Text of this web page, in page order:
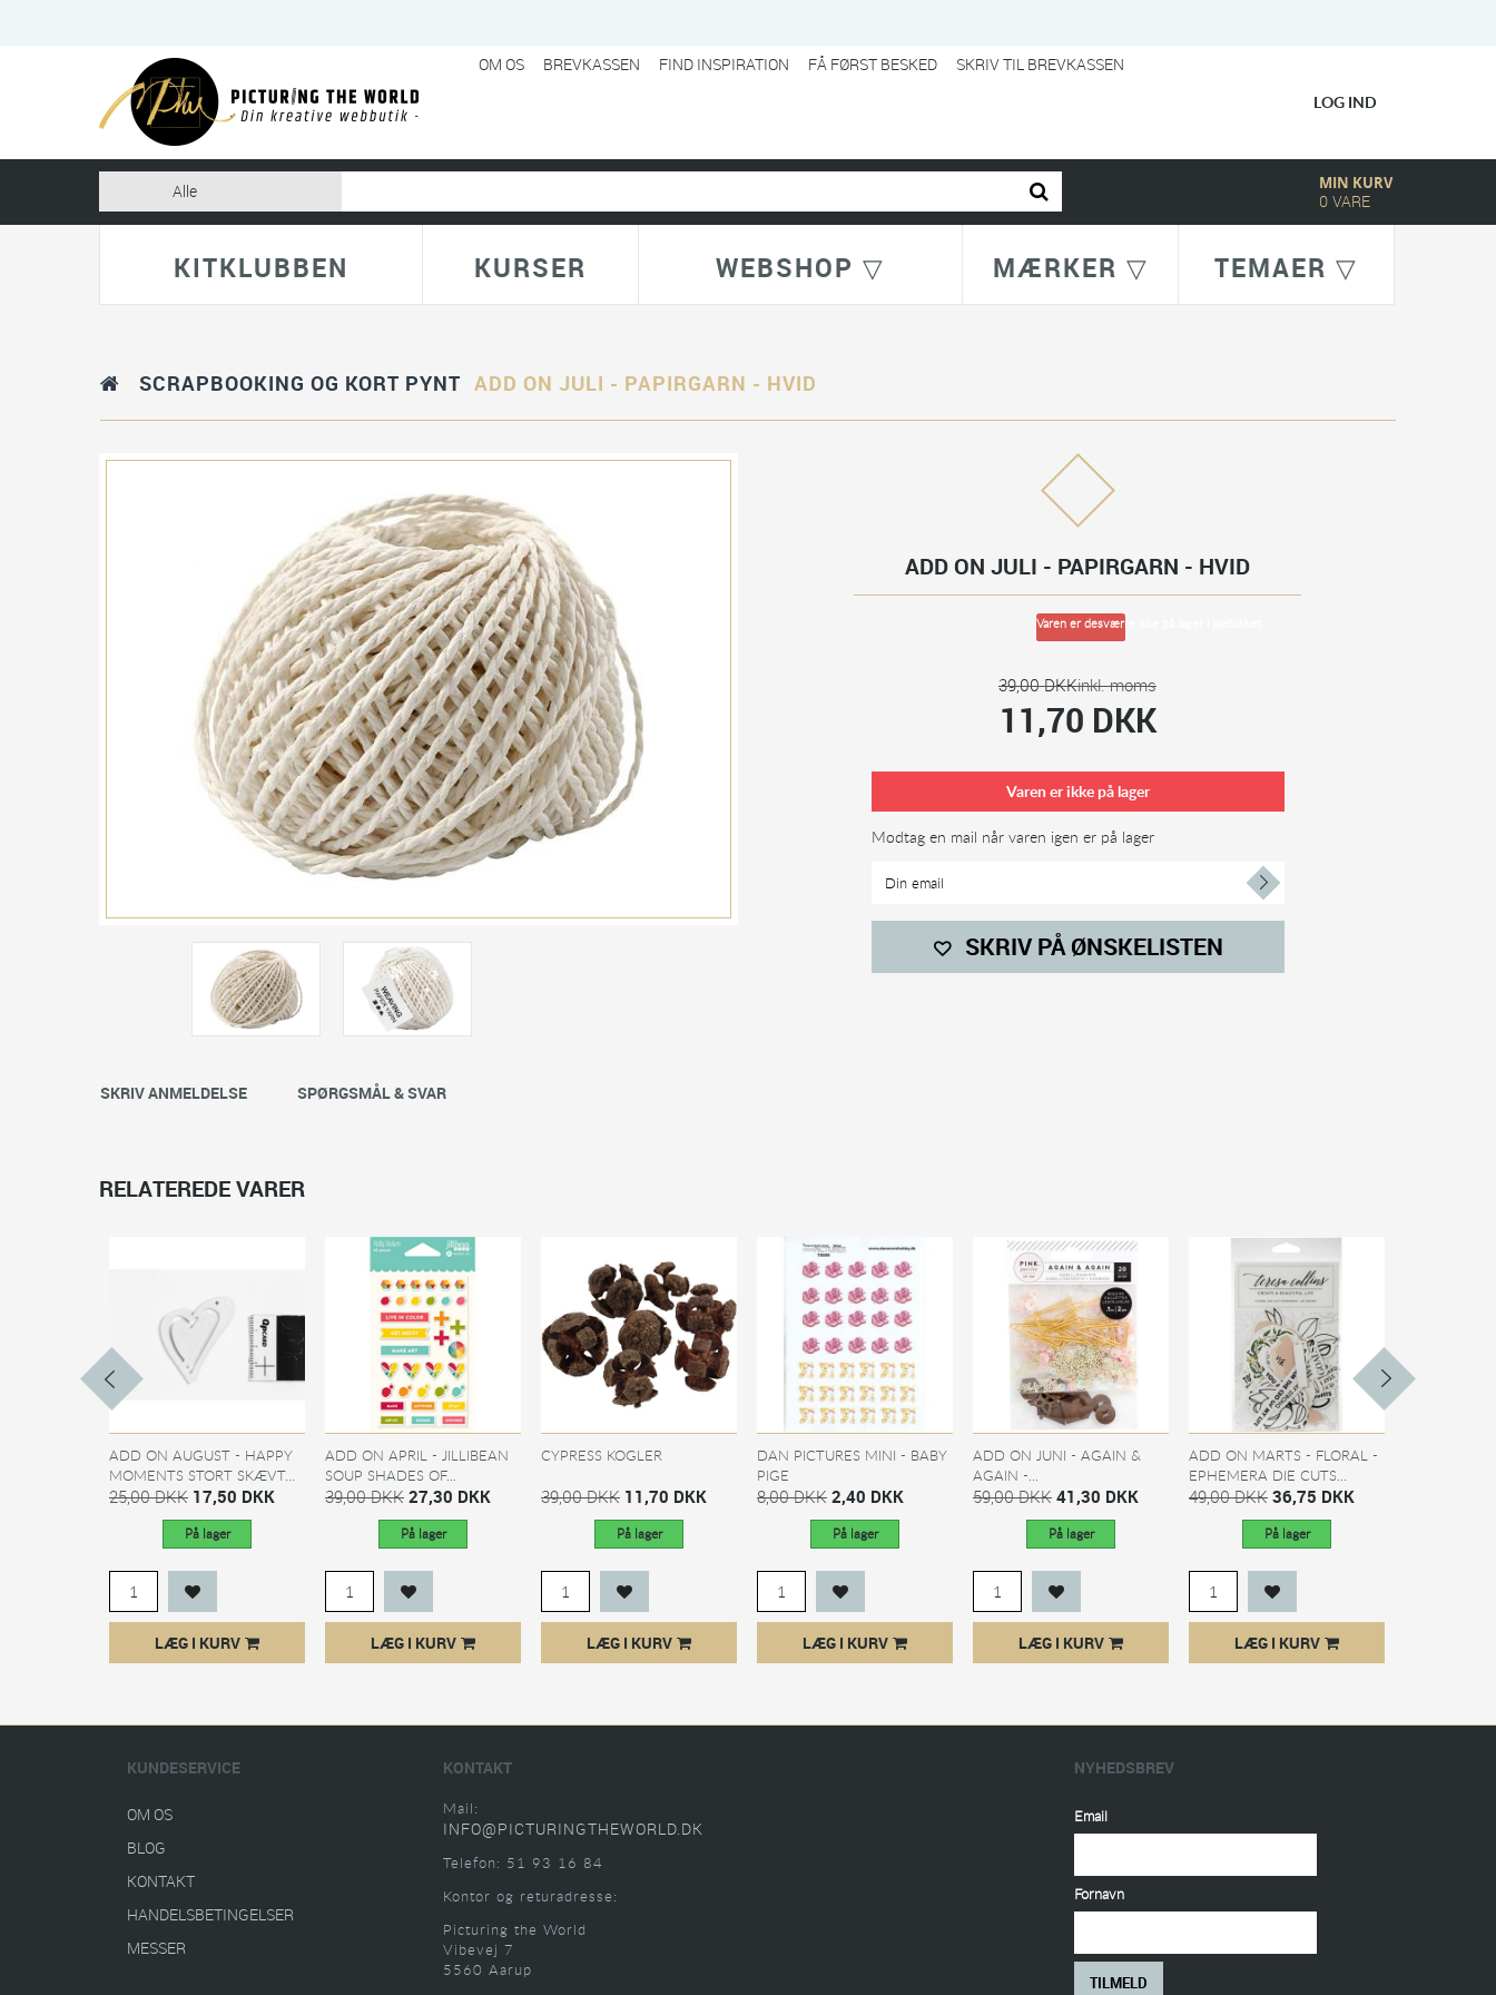
OM OS BREVKASSEN FIND INSPIRATION FÅ FØRST BESKED
SKRIV TIL BREVKASSEN
LOG IND
MIN KURV
0 VARE
KITKLUBBEN KURSER WEBSHOP ▽ MÆRKER ▽ TEMAER ▽
SCRAPBOOKING OG KORT PYNT ADD ON JULI - PAPIRGARN - HVID
ADD ON JULI - PAPIRGARN - HVID
Varen er desværre ikke på lager i øjeblikket
39,00 DKKinkl. moms
11,70 DKK
Varen er ikke på lager
Modtag en mail når varen igen er på lager
SKRIV PÅ ØNSKELISTEN
SKRIV ANMELDELSE SPØRGSMÅL & SVAR
RELATEREDE VARER
ADD ON AUGUST - HAPPY
MOMENTS STORT SKÆVT...
25,00 DKK 17,50 DKK
På lager
LÆG I KURV
ADD ON APRIL - JILLIBEAN
SOUP SHADES OF...
39,00 DKK 27,30 DKK
På lager
LÆG I KURV
CYPRESS KOGLER
39,00 DKK 11,70 DKK
På lager
LÆG I KURV
DAN PICTURES MINI - BABY
PIGE
8,00 DKK 2,40 DKK
På lager
LÆG I KURV
ADD ON JUNI - AGAIN &
AGAIN -...
59,00 DKK 41,30 DKK
På lager
LÆG I KURV
ADD ON MARTS - FLORAL -
EPHEMERA DIE CUTS...
49,00 DKK 36,75 DKK
På lager
LÆG I KURV
KUNDESERVICE
OM OS
BLOG
KONTAKT
HANDELSBETINGELSER
MESSER
KONTAKT
Mail:
INFO@PICTURINGTHEWORLD.DK
Telefon: 51 93 16 84
Kontor og returadresse:
Picturing the World
Vibevej 7
5560 Aarup
NYHEDSBREV
Email
Fornavn